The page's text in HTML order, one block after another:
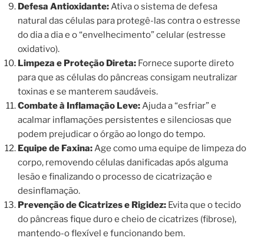
Defesa Antioxidante:Ativa o sistema de defesa
natural das células para protegê-las contra o estresse
do dia a dia e o “envelhecimento” celular (estresse
oxidativo).
Limpeza e Proteção Direta: Fornece suporte direto
para que as células do pâncreas consigam neutralizar
toxinas e se manterem saudáveis.
Combate à Inflamação Leve:Ajuda a “esfriar” e
acalmar inflamações persistentes e silenciosas que
podem prejudicar o órgão ao longo do tempo.
Equipe de Faxina:Age como uma equipe de limpeza do
corpo, removendo células danificadas após alguma
lesão e finalizando o processo de cicatrização e
desinflamação.
Prevenção de Cicatrizes e Rigidez: Evita que o tecido
do pâncreas fique duro e cheio de cicatrizes (fibrose),
mantendo-o flexível e funcionando bem.